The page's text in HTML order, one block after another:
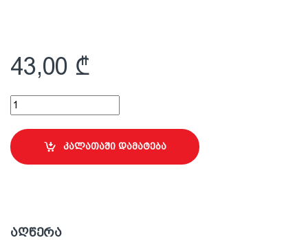
43,00 ₾
ღია მწვანე სარწყავი შლანგი; 3/4"x20მ quantity
კალათაში დამატება
აღწერა